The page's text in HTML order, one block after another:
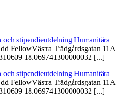
stipendieutdelning Humanitära
FellowVästra Trädgårdsgatan 11A
18.069741300000032 [...]
stipendieutdelning Humanitära
FellowVästra Trädgårdsgatan 11A
18.069741300000032 [...]